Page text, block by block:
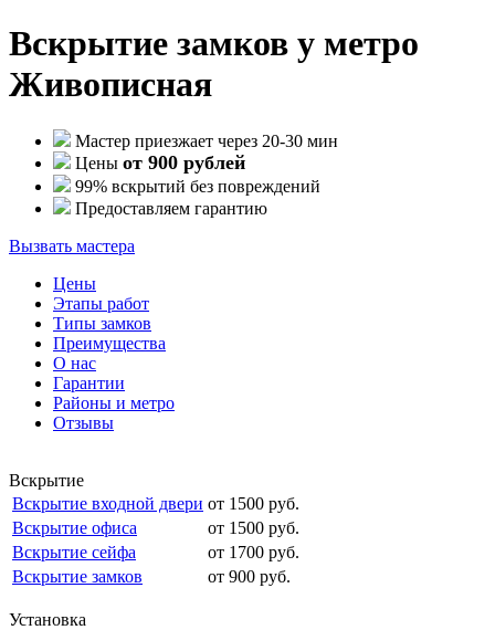
Вскрытие замков у метро
Живописная
Мастер приезжает через 20-30 мин
Цены от 900 рублей
99% вскрытий без повреждений
Предоставляем гарантию
Вызвать мастера
Цены
Этапы работ
Типы замков
Преимущества
О нас
Гарантии
Районы и метро
Отзывы
Вскрытие
Вскрытие входной двери от 1500 руб.
Вскрытие офиса
от 1500 руб.
Вскрытие сейфа
от 1700 руб.
Вскрытие замков
от 900 руб.
Установка